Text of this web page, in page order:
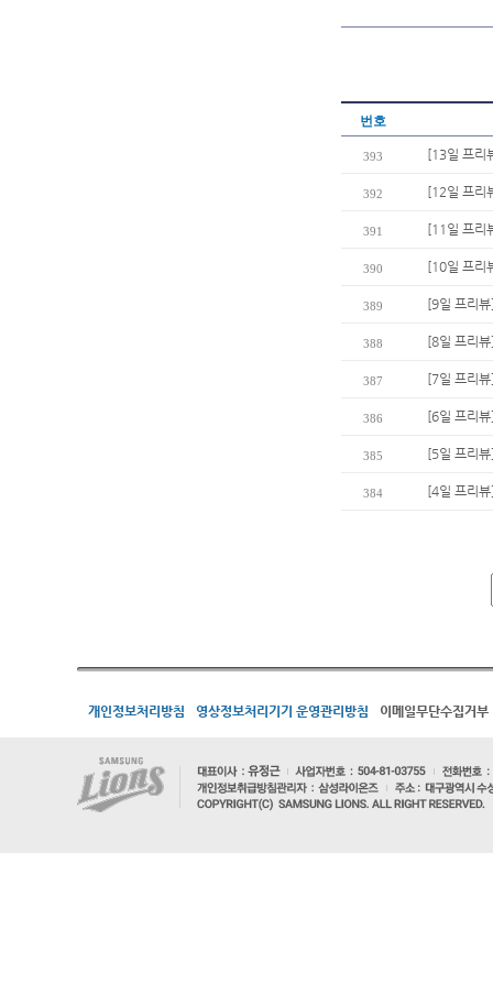
번호
393 [13일 프리
392 [12일 프리
391 [11일 프리
390 [10일 프리
389 [9일 프리
388 [8일 프리
387 [7일 프리
386 [6일 프리
385 [5일 프리뷰
384 [4일 프리
개인정보처리방침 영상정보처리기기 운영관리방침 이메일무단수집거부